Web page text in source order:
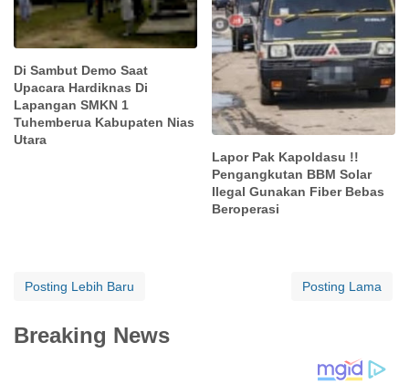
Di Sambut Demo Saat
Upacara Hardiknas Di
Lapangan SMKN 1
Tuhemberua Kabupaten Nias
Utara
Lapor Pak Kapoldasu !!
Pengangkutan BBM Solar
Ilegal Gunakan Fiber Bebas
Beroperasi
Posting Lebih Baru Posting Lama
Breaking News